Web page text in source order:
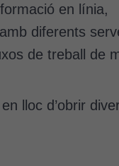
en línia,
diferents
de treball de
lloc d’obrir